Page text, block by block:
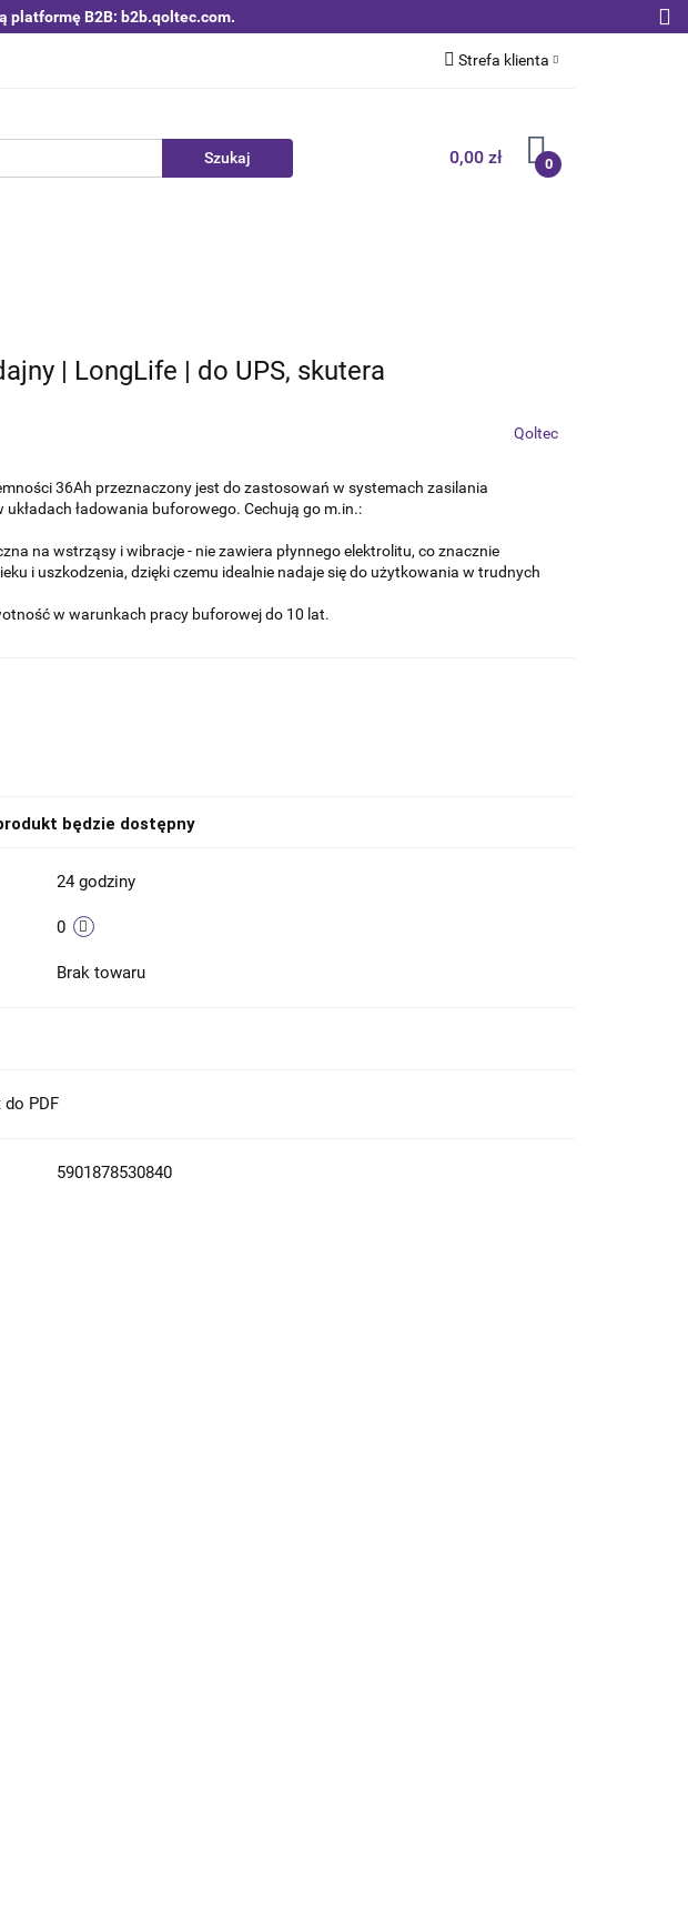
platformę B2B: b2b.qoltec.com.
Strefa klienta
Zarejestruj się
0,00 zł 0
Anteny LTE 4G 5G
| LongLife | do UPS, skutera
Qoltec
36Ah przeznaczony jest do zastosowań w systemach zasilania
ładowania buforowego. Cechują go m.in.:
na wstrząsy i wibracje - nie zawiera płynnego elektrolitu, co znacznie
i uszkodzenia, dzięki czemu idealnie nadaje się do użytkowania w trudnych
w warunkach pracy buforowej do 10 lat.
będzie dostępny
24 godziny
0
Brak towaru
PDF
5901878530840